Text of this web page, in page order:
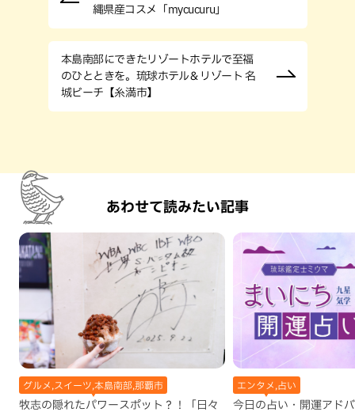
縄県産コスメ「mycucuru」
本島南部にできたリゾートホテルで至福
のひとときを。琉球ホテル＆リゾート 名
城ビーチ【糸満市】
あわせて読みたい記事
グルメ,スイーツ,本島南部,那覇市
牧志の隠れたパワースポット？！「日々
エンタメ,占い
今日の占い・開運アド